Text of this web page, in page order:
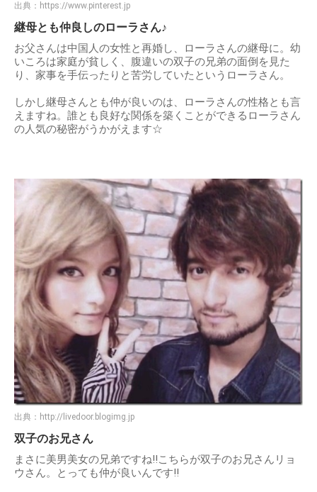
出典： https://www.pinterest.jp
継母とも仲良しのローラさん♪
お父さんは中国人の女性と再婚し、ローラさんの継母に。幼
いころは家庭が貧しく、腹違いの双子の兄弟の面倒を見た
り、家事を手伝ったりと苦労していたというローラさん。
しかし継母さんとも仲が良いのは、ローラさんの性格とも言
えますね。誰とも良好な関係を築くことができるローラさん
の人気の秘密がうかがえます☆
出典： http://livedoor.blogimg.jp
双子のお兄さん
まさに美男美女の兄弟ですね!!こちらが双子のお兄さんリョ
ウさん。とっても仲が良いんです!!